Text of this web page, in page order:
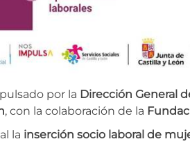
por la Dirección General
, con la colaboración de la
la inserción socio laboral de